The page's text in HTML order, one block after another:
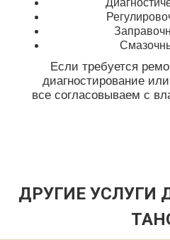
Если требуется
диагностирование
все согласовываем с
ДРУГИЕ УСЛУГИ